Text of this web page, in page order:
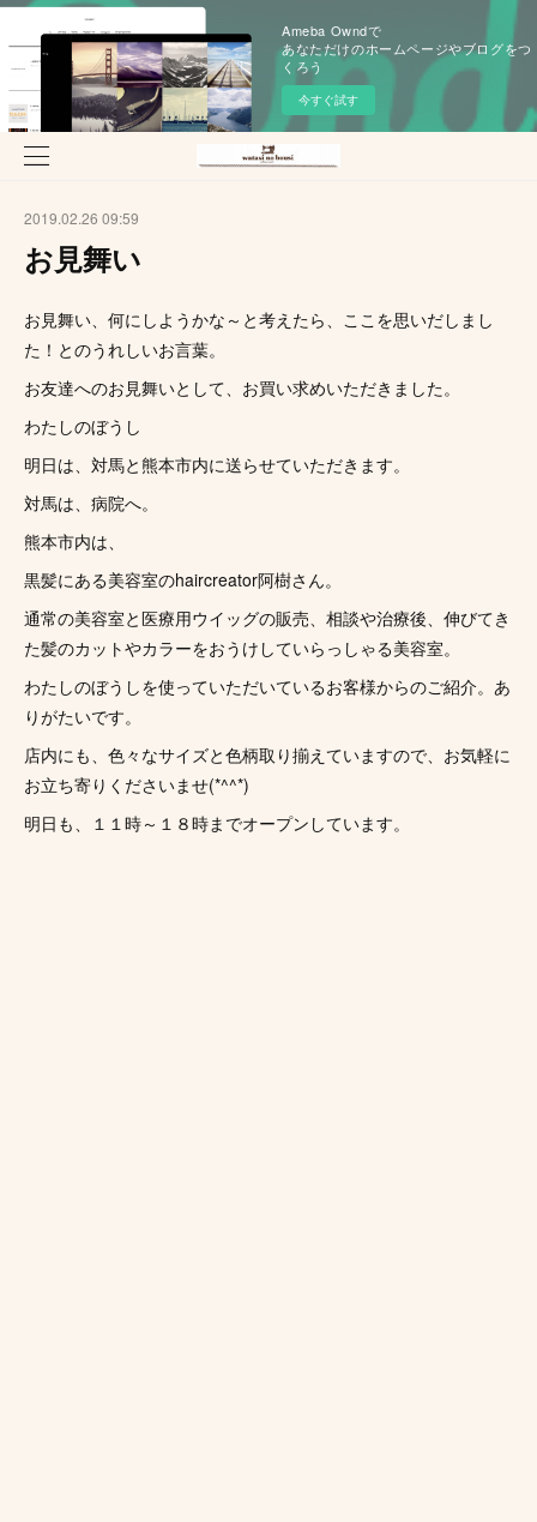
Ameba Owndで
あなただけのホームページやブログをつ
くろう
今すぐ試す
2019.02.26 09:59
お見舞い
お見舞い、何にしようかな～と考えたら、ここを思いだしまし
た！とのうれしいお言葉。
お友達へのお見舞いとして、お買い求めいただきました。
わたしのぼうし
明日は、対馬と熊本市内に送らせていただきます。
対馬は、病院へ。
熊本市内は、
黒髪にある美容室のhaircreator阿樹さん。
通常の美容室と医療用ウイッグの販売、相談や治療後、伸びてき
た髪のカットやカラーをおうけしていらっしゃる美容室。
わたしのぼうしを使っていただいているお客様からのご紹介。あ
りがたいです。
店内にも、色々なサイズと色柄取り揃えていますので、お気軽に
お立ち寄りくださいませ(*^^*)
明日も、１１時～１８時までオープンしています。